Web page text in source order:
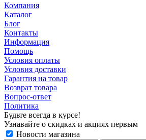
Компания
Каталог
Блог
Контакты
Информация
Помощь
Условия оплаты
Условия доставки
Гарантия на товар
Возврат товара
Вопрос-ответ
Политика
Будьте всегда в курсе!
Узнавайте о скидках и акциях первым
Новости магазина